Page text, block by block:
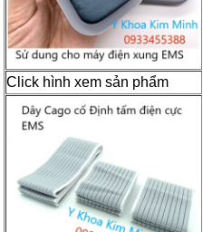
Click hình xem sản phẩm